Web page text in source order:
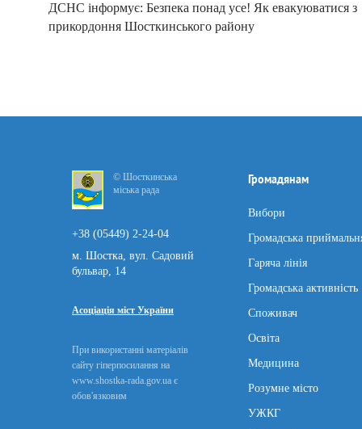
ДСНС інформує: Безпека понад усе! Як евакуюватися з
прикордоння Шосткинського району
© Шосткинська
міська рада
+38 (05449) 2-24-04
м. Шостка, вул. Садовий
бульвар, 14
Асоціація міст України
При використанні матеріалів
сайту гіперпосилання на
www.shostka-rada.gov.ua є
обов'язковим
Громадянам
Вибори
Громадська
Гаряча лінія
Громадська активність
Споживач
Освіта
Медицина
Розумне місто
УЖКГ